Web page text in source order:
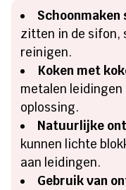
Schoonmaken
zitten in de sifon,
reinigen.
Koken met
metalen
oplossing.
Natuurlijke
kunnen lichte
aan leidingen.
Gebruik van